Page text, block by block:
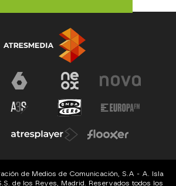
de Medios de Comunicación, S.A - A. Isla
de los Reyes, Madrid. Reservados todos los